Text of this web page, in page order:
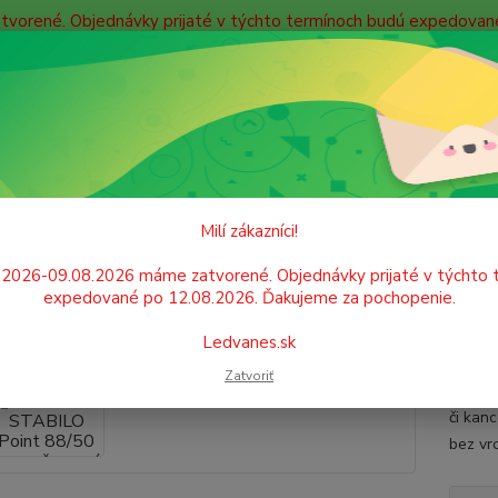
Objednávky prijaté v týchto termínoch budú
údajov Doprava
Hľadať +421
Po. -
Liner STABILO Point 88/50 tmavočervený
STABILO Point 88/50
Liner
tvar
či
bez
Milí zákazníci!
09.08.2026 máme zatvorené. Objednávky prijaté v týchto
expedované po 12.08.2026. Ďakujeme za pochopenie.
Ledvanes.sk
Zatvoriť